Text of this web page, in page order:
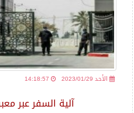
14:18:57
آلية السفر عبر